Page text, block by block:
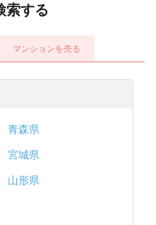
索する
マンションを売る
青森県
宮城県
山形県